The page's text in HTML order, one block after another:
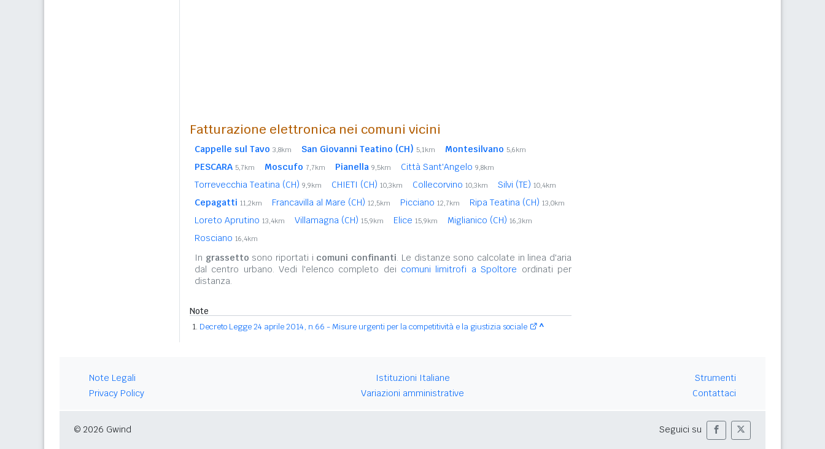
Fatturazione elettronica nei comuni vicini
Cappelle sul Tavo 3,8km San Giovanni Teatino (CH) 5,1km Montesilvano 5,6km
PESCARA 5,7km Moscufo 7,7km Pianella 9,5km Città Sant'Angelo 9,8km
Torrevecchia Teatina (CH) 9,9km CHIETI (CH) 10,3km Collecorvino 10,3km Silvi (TE) 10,4km
Cepagatti 11,2km Francavilla al Mare (CH) 12,5km Picciano 12,7km Ripa Teatina (CH) 13,0km
Loreto Aprutino 13,4km Villamagna (CH) 15,9km Elice 15,9km Miglianico (CH) 16,3km
Rosciano 16,4km
In grassetto sono riportati i comuni confinanti. Le distanze sono calcolate in linea d'aria
dal centro urbano. Vedi l'elenco completo dei comuni limitrofi a Spoltore ordinati per
distanza.
Note
Decreto Legge 24 aprile 2014, n.66 - Misure urgenti per la competitività e la giustizia sociale ^
Note Legali
Privacy Policy
Istituzioni Italiane
Variazioni amministrative
Strumenti
Contattaci
© 2026 Gwind Seguici su